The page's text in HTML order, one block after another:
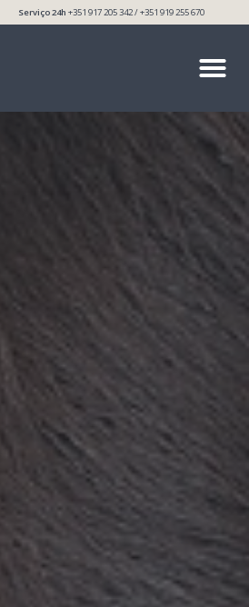
Serviço 24h+351 917 205 342 / +351 919 255 670